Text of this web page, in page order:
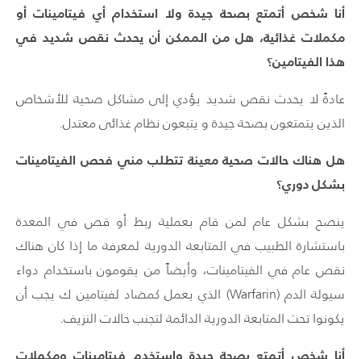
أنا شخص أتمتع بصحة جيدة ولا استخدام أي فيتامينات أو
مكملات غذائية، هل من الممكن أن يحدث نقص شديد في
هذا الفيتامين؟
عادةً لا يحدث نقص شديد يؤدي إلى مشاكل صحية للأشخاص
الذين يتمتعون بصحة جيدة و يتبعون نظام غذائى معتدل.
هل هناك حالات صحية معينة تتطلب مني فحص الفيتامينات
بشكل دوري؟
ينصح بشكل عام لمن قام بعملية ربط أو قص في المعدة
باستشارة الطبيب في المتابعة الدورية لمعرفة ما إذا كان هناك
نقص عام في الفيتامينات، وأيضاً من يقومون باستخدام دواء
سيولة الدم (Warfarin) الذي يعمل كمضاد لفيتامين ك يجب أن
يكونوا تحت المتابعة الدورية الدائمة لتجنب حالات النزيف.